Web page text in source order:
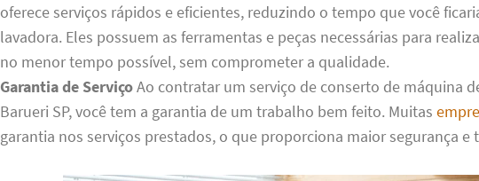
oferece serviços rápidos e eficientes, reduzindo o tempo que você
lavadora. Eles possuem as ferramentas e peças necessárias para
no menor tempo possível, sem comprometer a qualidade.
Garantia de ServiçoAo contratar um serviço de conserto de máquina
Barueri SP, você tem a garantia de um trabalho bem feito. Muitas
garantia nos serviços prestados, o que proporciona maior segurança e